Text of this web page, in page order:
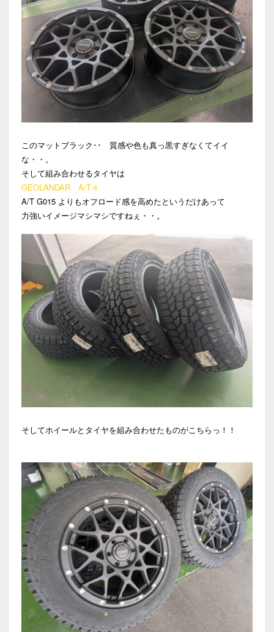
このマットブラック･･ 質感や色も真っ黒すぎなくてイイ
な・・。
そして組み合わせるタイヤは
GEOLANDAR A/T４
A/T G015 よりもオフロード感を高めたというだけあって
力強いイメージマシマシですねぇ・・。
そしてホイールとタイヤを組み合わせたものがこちらっ！！